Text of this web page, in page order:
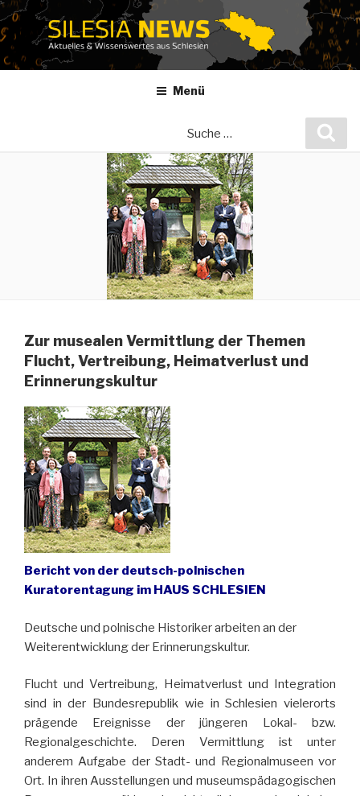
Zum
Inhalt
springen
Menü
Zur musealen Vermittlung der Themen
Flucht, Vertreibung, Heimatverlust und
Erinnerungskultur
Bericht von der deutsch-polnischen
Kuratorentagung im HAUS SCHLESIEN
Deutsche und polnische Historiker arbeiten an der
Weiterentwicklung der Erinnerungskultur.
Flucht und Vertreibung, Heimatverlust und Integration
sind in der Bundesrepublik wie in Schlesien vielerorts
prägende Ereignisse der jüngeren Lokal- bzw.
Regionalgeschichte. Deren Vermittlung ist unter
anderem Aufgabe der Stadt- und Regionalmuseen vor
Ort. In ihren Ausstellungen und museumspädagogischen